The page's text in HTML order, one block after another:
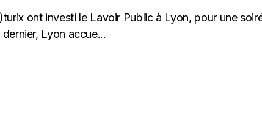
ont investi le Lavoir Public à Lyon, pour une
Lyon accue...